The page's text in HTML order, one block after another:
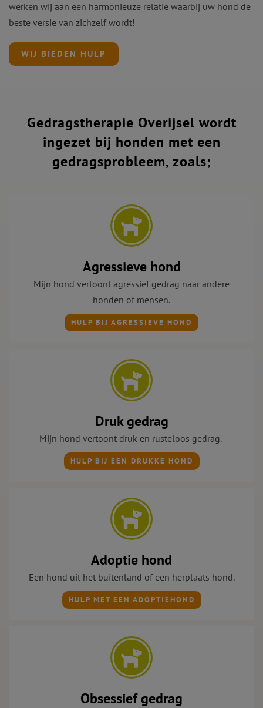
werken wij aan een harmonieuze relatie waarbij uw hond de
beste versie van zichzelf wordt!
WIJ BIEDEN HULP
Gedragstherapie Overijsel wordt
ingezet bij honden met een
gedragsprobleem, zoals;
Agressieve hond
Mijn hond vertoont agressief gedrag naar andere
honden of mensen.
HULP BIJ AGRESSIEVE HOND
Druk gedrag
Mijn hond vertoont druk en rusteloos gedrag.
HULP BIJ EEN DRUKKE HOND
Adoptie hond
Een hond uit het buitenland of een herplaats hond.
HULP MET EEN ADOPTIEHOND
Obsessief gedrag